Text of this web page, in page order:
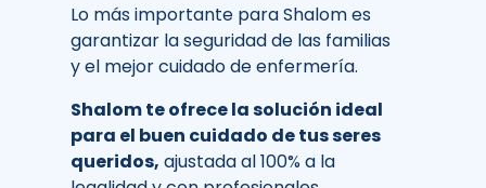
Lo más importante para Shalom es
garantizar la seguridad de las familias
y el mejor cuidado de enfermería.
Shalom te ofrece la solución ideal
para el buen cuidado de tus seres
queridos, ajustada al 100% a la